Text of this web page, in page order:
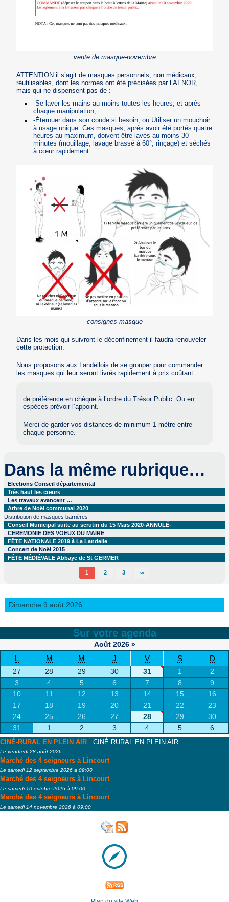
vente de masque-novembre
ATTENTION il s’agit de masques personnels, non médicaux,
réutilisables, dont les normes ont été précisées par l’AFNOR,
mais qui ne dispensent pas de :
-Se laver les mains au moins toutes les heures, et après
chaque manipulation,
-Éternuer dans son coude si besoin, ou Utiliser un mouchoir
à usage unique. Ces masques, après avoir été portés quatre
heures au maximum, doivent être lavés au moins 30
minutes (mouillage, lavage brassé à 60°, rinçage) et séchés
à cœur rapidement .
consignes masque
Dans les mois qui suivront le déconfinement il faudra renouveler
cette protection.
Nous proposons aux Landellois de se grouper pour commander
les masques qui leur seront livrés rapidement à prix coûtant.
de préférence en chèque à l’ordre du Trésor Public. Ou en
espèces prévoir l’appoint.
Merci de garder vos distances de minimum 1 mètre entre
chaque personne.
Dans la même rubrique…
Elections Conseil départemental
Très haut les cœurs
Les travaux avancent …
Arbre de Noël communal 2020
Distribution de masques barrières
Conseil Municipal suite au scrutin du 15 Mars 2020-ANNULÉ-
CEREMONIE DES VOEUX DU MAIRE
FÊTE NATIONALE 2019 à La Landelle
Concert de Noël 2015
FÊTE MÉDIÉVALE Abbaye de St GERMER
1 2 3 ∞
Dimanche 9 août 2026
Sur votre agenda
Août 2026 »
L M M J V S D
27 28 29 30 31 1
2
3
4 5 6 7 8
9
10
11 12 13 14 15
16
17
18 19 20 21 22
23
24
25 26 27 28 29
30
31
1 2 3 4 5 6
CINÉ-RURAL EN PLEIN AIR : CINÉ RURAL EN PLEIN AIR
Le vendredi 28 août 2026
Marché des 4 seigneurs à Lincourt
Le samedi 12 septembre 2026 à 09:00
Marché des 4 seigneurs à Lincourt
Le samedi 10 octobre 2026 à 09:00
Marché des 4 seigneurs à Lincourt
Le samedi 14 novembre 2026 à 09:00